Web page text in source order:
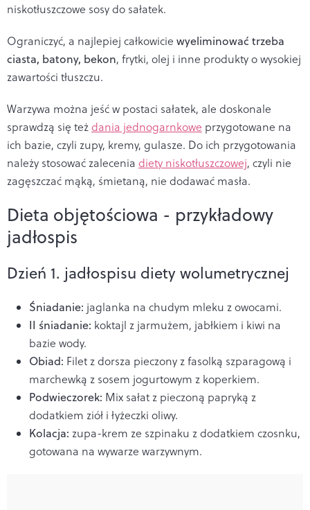
niskotłuszczowe sosy do sałatek.
Ograniczyć, a najlepiej całkowicie wyeliminować trzeba
ciasta, batony, bekon, frytki, olej i inne produkty o wysokiej
zawartości tłuszczu.
Warzywa można jeść w postaci sałatek, ale doskonale
sprawdzą się teżdania jednogarnkowe przygotowane na
ich bazie, czyli zupy, kremy, gulasze. Do ich przygotowania
należy stosować zalecenia diety niskotłuszczowej, czyli nie
zagęszczać mąką, śmietaną, nie dodawać masła.
Dieta objętościowa - przykładowy
jadłospis
Dzień 1. jadłospisu diety wolumetrycznej
Śniadanie: jaglanka na chudym mleku z owocami.
II śniadanie: koktajl z jarmużem, jabłkiem i kiwi na
bazie wody.
Obiad: Filet z dorsza pieczony z fasolką szparagową i
marchewką z sosem jogurtowym z koperkiem.
Podwieczorek: Mix sałat z pieczoną papryką z
dodatkiem ziół i łyżeczki oliwy.
Kolacja: zupa-krem ze szpinaku z dodatkiem czosnku,
gotowana na wywarze warzywnym.